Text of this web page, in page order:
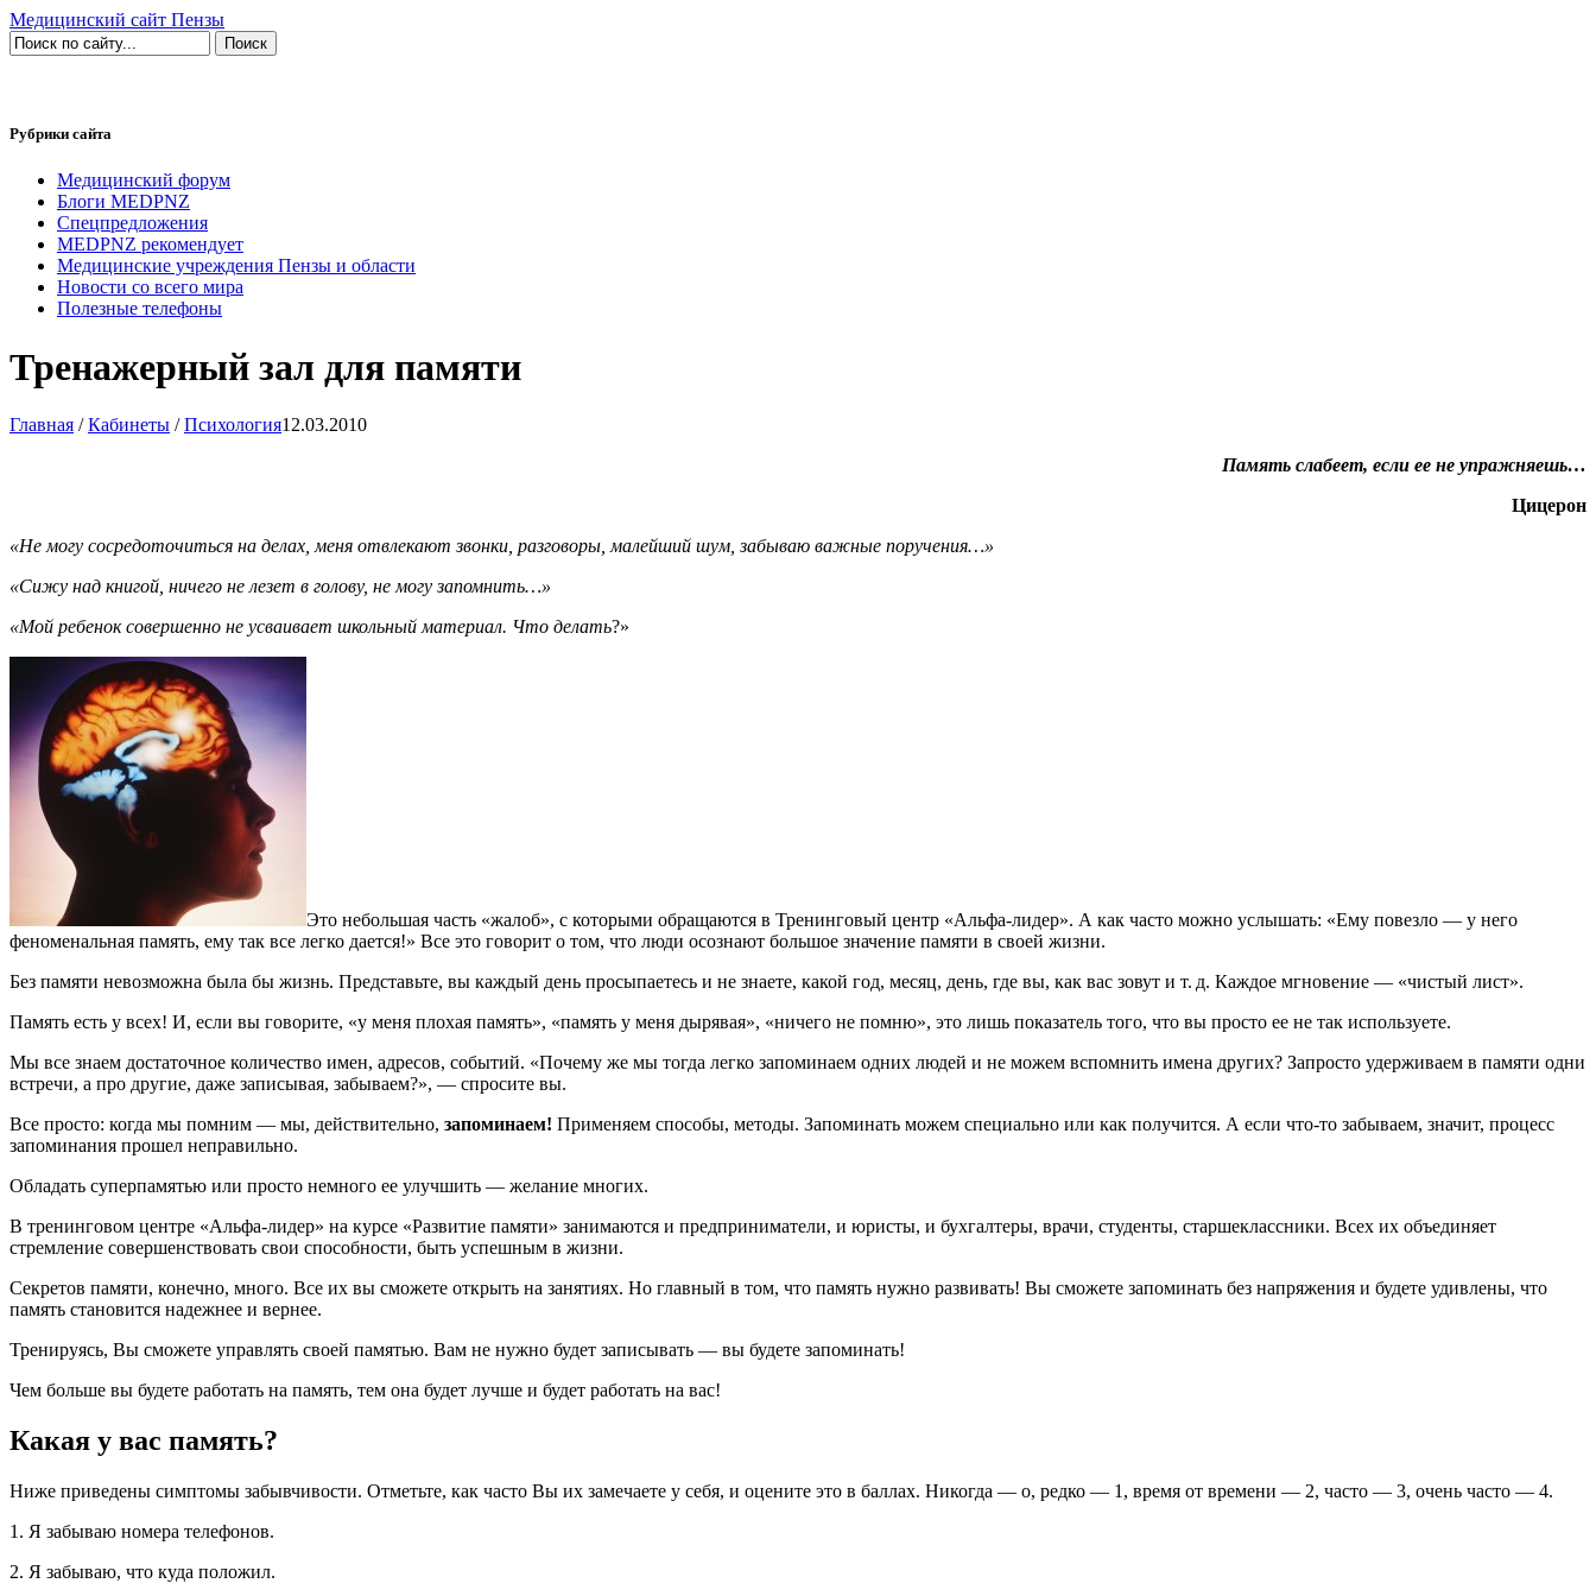
Медицинский сайт Пензы
Рубрики сайта
Медицинский форум
Блоги MEDPNZ
Спецпредложения
MEDPNZ рекомендует
Медицинские учреждения Пензы и области
Новости со всего мира
Полезные телефоны
Тренажерный зал для памяти
Главная /Кабинеты /Психология12.03.2010
Память слабеет, если ее не упражняешь…
Цицерон
«Не могу сосредоточиться на делах, меня отвлекают звонки, разговоры, малейший шум, забываю важные поручения…»
«Сижу над книгой, ничего не лезет в голову, не могу запомнить…»
«Мой ребенок совершенно не усваивает школьный материал. Что делать?»
Это небольшая часть «жалоб», с которыми обращаются в Тренинговый центр «Альфа-лидер». А как часто можно услышать: «Ему повезло — у него
феноменальная память, ему так все легко дается!» Все это говорит о том, что люди осознают большое значение памяти в своей жизни.
Без памяти невозможна была бы жизнь. Представьте, вы каждый день просыпаетесь и не знаете, какой год, месяц, день, где вы, как вас зовут и т. д. Каждое мгновение — «чистый лист».
Память есть у всех! И, если вы говорите, «у меня плохая память», «память у меня дырявая», «ничего не помню», это лишь показатель того, что вы просто ее не так используете.
Мы все знаем достаточное количество имен, адресов, событий. «Почему же мы тогда легко запоминаем одних людей и не можем вспомнить имена других? Запросто удерживаем в памяти одни
встречи, а про другие, даже записывая, забываем?», — спросите вы.
Все просто: когда мы помним — мы, действительно, запоминаем! Применяем способы, методы. Запоминать можем специально или как получится. А если что-то забываем, значит, процесс
запоминания прошел неправильно.
Обладать суперпамятью или просто немного ее улучшить — желание многих.
В тренинговом центре «Альфа-лидер» на курсе «Развитие памяти» занимаются и предприниматели, и юристы, и бухгалтеры, врачи, студенты, старшеклассники. Всех их объединяет
стремление совершенствовать свои способности, быть успешным в жизни.
Секретов памяти, конечно, много. Все их вы сможете открыть на занятиях. Но главный в том, что память нужно развивать! Вы сможете запоминать без напряжения и будете удивлены, что
память становится надежнее и вернее.
Тренируясь, Вы сможете управлять своей памятью. Вам не нужно будет записывать — вы будете запоминать!
Чем больше вы будете работать на память, тем она будет лучше и будет работать на вас!
Какая у вас память?
Ниже приведены симптомы забывчивости. Отметьте, как часто Вы их замечаете у себя, и оцените это в баллах. Никогда — о, редко — 1, время от времени — 2, часто — 3, очень часто — 4.
1. Я забываю номера телефонов.
2. Я забываю, что куда положил.